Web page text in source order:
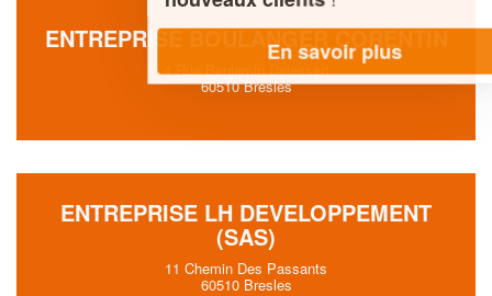
ENTREPRISE BOULANGER CORENTIN
4 Rue Benjamin Delessert
60510 Bresles
ENTREPRISE LH DEVELOPPEMENT
(SAS)
11 Chemin Des Passants
60510 Bresles
En savoir plus